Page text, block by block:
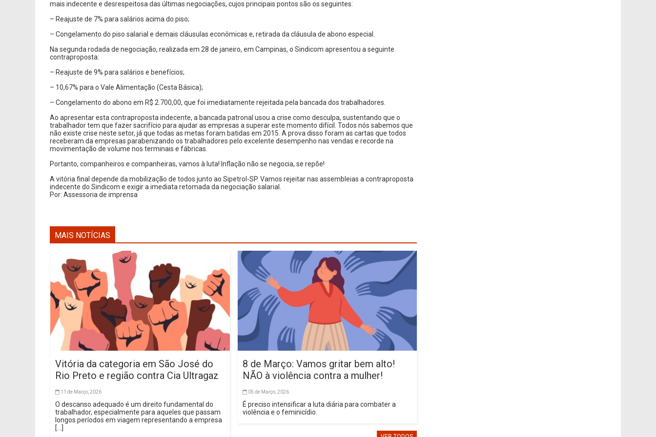
mais indecente e desrespeitosa das últimas negociações, cujos principais pontos são os seguintes:
– Reajuste de 7% para salários acima do piso;
– Congelamento do piso salarial e demais cláusulas econômicas e, retirada da cláusula de abono especial.
Na segunda rodada de negociação, realizada em 28 de janeiro, em Campinas, o Sindicom apresentou a seguinte
contraproposta:
– Reajuste de 9% para salários e benefícios;
– 10,67% para o Vale Alimentação (Cesta Básica);
– Congelamento do abono em R$ 2.700,00, que foi imediatamente rejeitada pela bancada dos trabalhadores.
Ao apresentar esta contraproposta indecente, a bancada patronal usou a crise como desculpa, sustentando que o
trabalhador tem que fazer sacrifício para ajudar as empresas a superar este momento difícil. Todos nós sabemos que
não existe crise neste setor, já que todas as metas foram batidas em 2015. A prova disso foram as cartas que todos
receberam da empresas parabenizando os trabalhadores pelo excelente desempenho nas vendas e recorde na
movimentação de volume nos terminais e fábricas.
Portanto, companheiros e companheiras, vamos à luta! Inflação não se negocia, se repõe!
A vitória final depende da mobilização de todos junto ao Sipetrol-SP. Vamos rejeitar nas assembleias a contraproposta
indecente do Sindicom e exigir a imediata retomada da negociação salarial.
Por: Assessoria de imprensa
MAIS NOTÍCIAS
Vitória da categoria em São José do
Rio Preto e região contra Cia Ultragaz
11 de Março, 2026
O descanso adequado é um direito fundamental do
trabalhador, especialmente para aqueles que passam
longos períodos em viagem representando a empresa
[...]
8 de Março: Vamos gritar bem alto!
NÃO à violência contra a mulher!
05 de Março, 2026
É preciso intensificar a luta diária para combater a
violência e o feminicídio.